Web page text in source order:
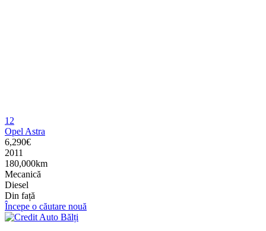
12
Opel Astra
6,290€
2011
180,000km
Mecanică
Diesel
Din față
Începe o căutare nouă